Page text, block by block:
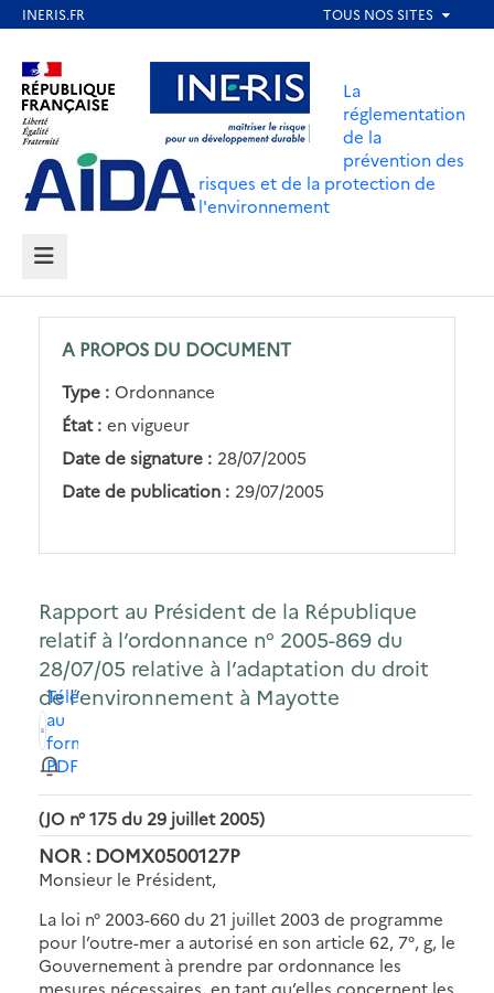
contenu
principal
Aller au contenu Aller au menu
Aller au pied de page
La
réglementation
de la
prévention des
risques et de la protection de
l'environnement
MENU
A PROPOS DU DOCUMENT
Type : Ordonnance
État : en vigueur
Date de signature : 28/07/2005
Date de publication : 29/07/2005
Rapport au Président de la République
relatif à l’ordonnance n° 2005-869 du
28/07/05 relative à l’adaptation du droit
de l’environnement à Mayotte
Télécharger
au
format
PDF
(JO n° 175 du 29 juillet 2005)
NOR : DOMX0500127P
Monsieur le Président,
La loi n° 2003-660 du 21 juillet 2003 de programme
pour l’outre-mer a autorisé en son article 62, 7°, g, le
Gouvernement à prendre par ordonnance les
mesures nécessaires, en tant qu’elles concernent les